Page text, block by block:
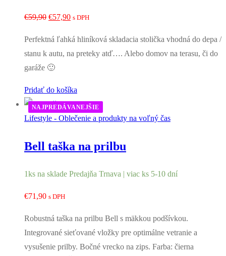
€59,90 Pôvodná
bola:
€59,90.
€57,90Aktuálna
je:
€57,90.
s DPH
Perfektná ľahká hliníková skladacia stolička vhodná do depa /
stanu k autu, na preteky atď…. Alebo domov na terasu, či do
garáže 🙂
Pridať do košíka
Lifestyle - Oblečenie a produkty na voľný čas
NAJPREDÁVANEJŠIE
Bell taška na prilbu
1ks na sklade Predajňa Trnava | viac ks 5-10 dní
€71,90 s DPH
Robustná taška na prilbu Bell s mäkkou podšívkou.
Integrované sieťované vložky pre optimálne vetranie a
vysušenie prilby. Bočné vrecko na zips. Farba: čierna